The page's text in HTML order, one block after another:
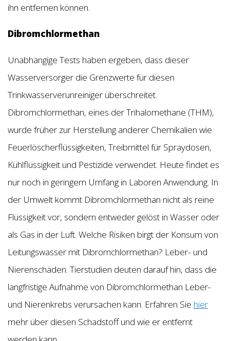
ihn entfernen können.
Dibromchlormethan
Unabhängige Tests haben ergeben, dass dieser
Wasserversorger die Grenzwerte für diesen
Trinkwasserverunreiniger überschreitet.
Dibromchlormethan, eines der Trihalomethane (THM),
wurde früher zur Herstellung anderer Chemikalien wie
Feuerlöscherflüssigkeiten, Treibmittel für Spraydosen,
Kühlflüssigkeit und Pestizide verwendet. Heute findet es
nur noch in geringem Umfang in Laboren Anwendung. In
der Umwelt kommt Dibromchlormethan nicht als reine
Flüssigkeit vor, sondern entweder gelöst in Wasser oder
als Gas in der Luft. Welche Risiken birgt der Konsum von
Leitungswasser mit Dibromchlormethan? Leber- und
Nierenschäden. Tierstudien deuten darauf hin, dass die
langfristige Aufnahme von Dibromchlormethan Leber-
und Nierenkrebs verursachen kann. Erfahren Sie hier
mehr über diesen Schadstoff und wie er entfernt